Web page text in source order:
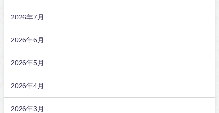
2026年7月
2026年6月
2026年5月
2026年4月
2026年3月